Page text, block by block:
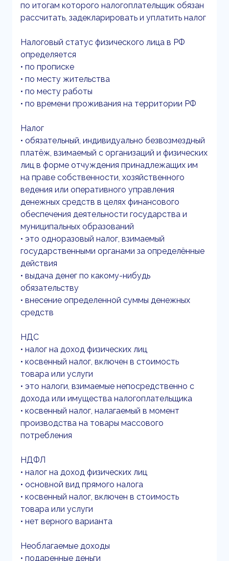
по итогам которого налогоплательщик обязан
рассчитать, задекларировать и уплатить налог
Налоговый статус физического лица в РФ
определяется
• по прописке
• по месту жительства
• по месту работы
• по времени проживания на территории РФ
Налог
• обязательный, индивидуально безвозмездный
платёж, взимаемый с организаций и физических
лиц в форме отчуждения принадлежащих им
на праве собственности, хозяйственного
ведения или оперативного управления
денежных средств в целях финансового
обеспечения деятельности государства и
муниципальных образований
• это одноразовый налог, взимаемый
государственными органами за определённые
действия
• выдача денег по какому-нибудь
обязательству
• внесение определенной суммы денежных
средств
НДС
• налог на доход физических лиц
• косвенный налог, включен в стоимость
товара или услуги
• это налоги, взимаемые непосредственно с
дохода или имущества налогоплательщика
• косвенный налог, налагаемый в момент
производства на товары массового
потребления
НДФЛ
• налог на доход физических лиц
• основной вид прямого налога
• косвенный налог, включен в стоимость
товара или услуги
• нет верного варианта
Необлагаемые доходы
• подаренные деньги